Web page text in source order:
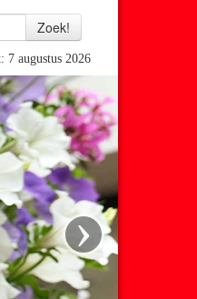
7 augustus 2026
›